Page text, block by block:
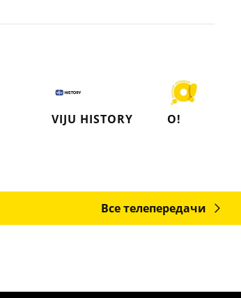
VIJU HISTORY О!
Все телепередачи